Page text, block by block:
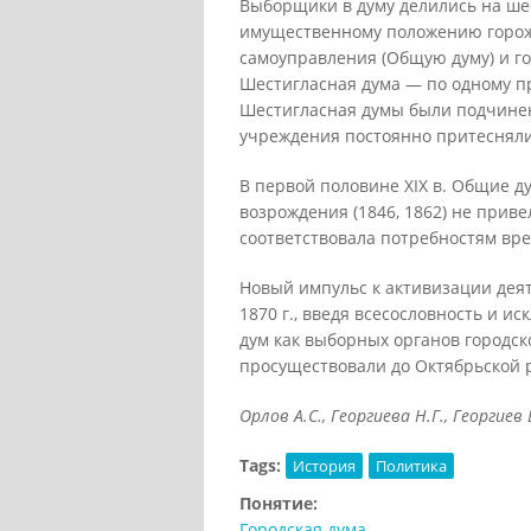
Выборщики в думу делились на
имущественному положению
самоуправления (Общую думу) и
Шестигласная дума — по одному
Шестигласная думы были
учреждения постоянно
В первой половине XIX в. Общие
возрождения (1846, 1862) не
соответствовала потребностям
Новый импульс к активизации
1870 г., введя всесословность и
дум как выборных органов
просуществовали до Октябрьской
Орлов А.С., Георгиева Н.Г.,
Tags: История Политика
Понятие: